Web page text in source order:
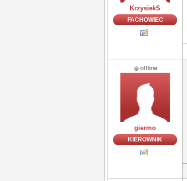
KrzysiekS
FACHOWIEC
offline
giermo
KIEROWNIK